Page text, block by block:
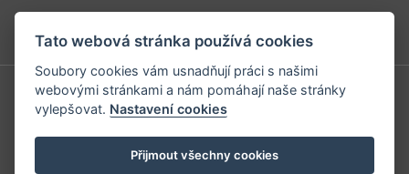
Ochrana osobních údajů
Příhlášení | Registrace
Kontaktní informace
Tato webová stránka používá cookies
Soubory cookies vám usnadňují práci s našimi
webovými stránkami a nám pomáhají naše stránky
vylepšovat. Nastavení cookies
Přijmout všechny cookies